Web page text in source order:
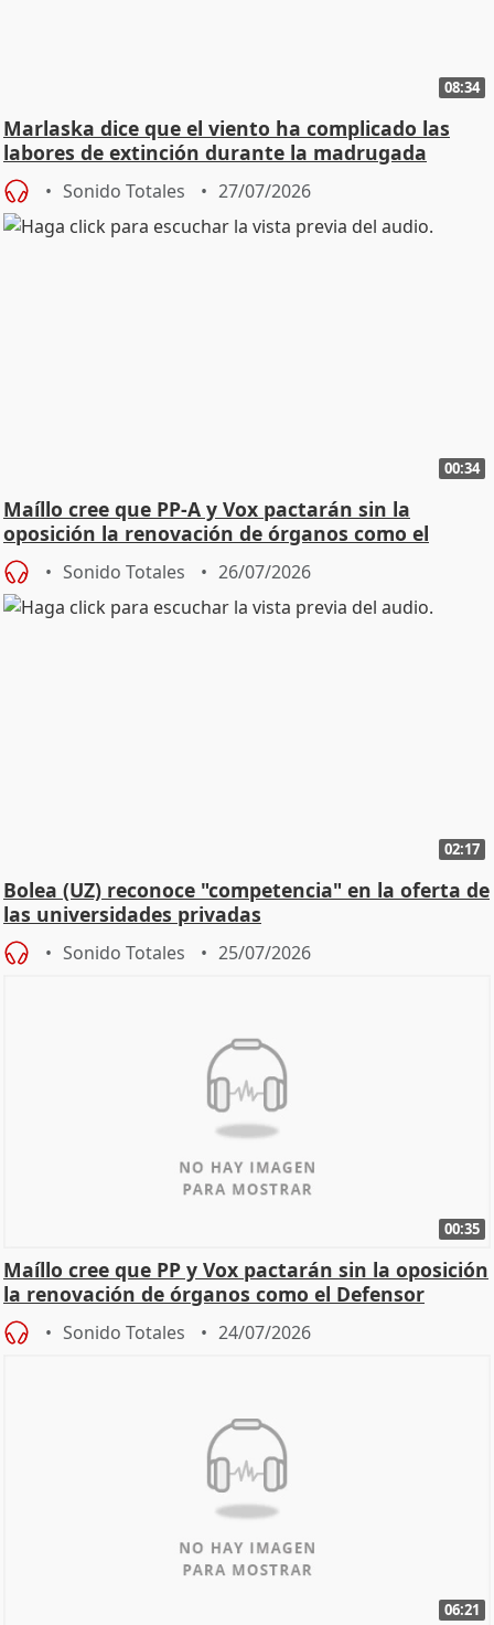
08:34
Marlaska dice que el viento ha complicado las
labores de extinción durante la madrugada
Sonido Totales 27/07/2026
00:34
Maíllo cree que PP-A y Vox pactarán sin la
oposición la renovación de órganos como el
Defensor
Sonido Totales 26/07/2026
02:17
Bolea (UZ) reconoce "competencia" en la oferta de
las universidades privadas
Sonido Totales 25/07/2026
00:35
Maíllo cree que PP y Vox pactarán sin la oposición
la renovación de órganos como el Defensor
Sonido Totales 24/07/2026
06:21